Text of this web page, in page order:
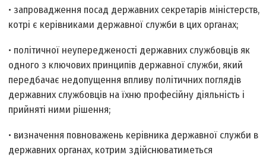
• запровадження посад державних секретарів міністерств,
котрі є керівниками державної служби в цих органах;
• політичної неупередженості державних службовців як
одного з ключових принципів державної служби, який
передбачає недопущення впливу політичних поглядів
державних службовців на їхню професійну діяльність і
прийняті ними рішення;
• визначення повноважень керівника державної служби в
державних органах, котрим здійснюватиметься